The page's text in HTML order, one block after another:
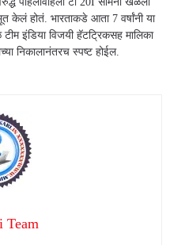
केलं होतं. भारताकडे आता 7 वर्षांनी या
इंडिया विजयी हॅटट्रिकसह मालिका
निकालानंतरच स्पष्ट होईल.
Team